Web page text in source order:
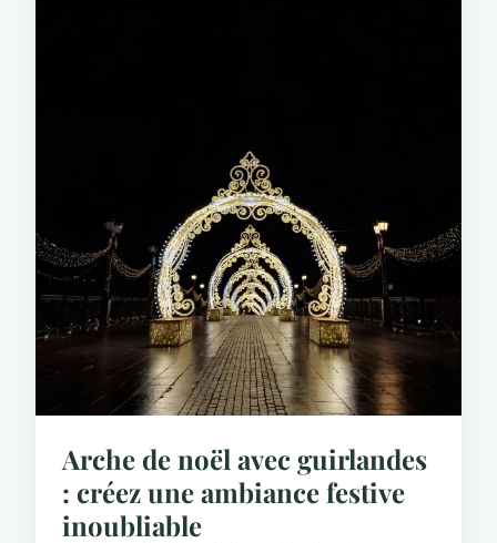
Arche de noël avec guirlandes
: créez une ambiance festive
inoubliable